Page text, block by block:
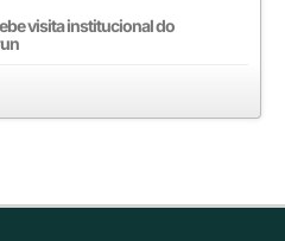
visita institucional do